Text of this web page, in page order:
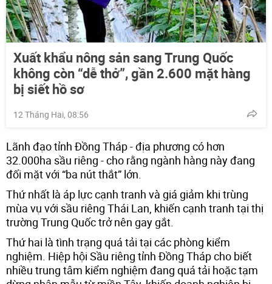
Xuất khẩu nông sản sang Trung Quốc
không còn “dễ thở”, gần 2.600 mặt hàng
bị siết hồ sơ
12 Tháng Hai, 08:56
Lãnh đạo tỉnh Đồng Tháp - địa phương có hơn
32.000ha sầu riêng - cho rằng ngành hàng này đang
đối mặt với “ba nút thắt” lớn.
Thứ nhất là áp lực cạnh tranh và giá giảm khi trùng
mùa vụ với sầu riêng Thái Lan, khiến cạnh tranh tại thị
trường Trung Quốc trở nên gay gắt.
Thứ hai là tình trạng quá tải tại các phòng kiểm
nghiệm. Hiệp hội Sầu riêng tỉnh Đồng Tháp cho biết
nhiều trung tâm kiểm nghiệm đang quá tải hoặc tạm